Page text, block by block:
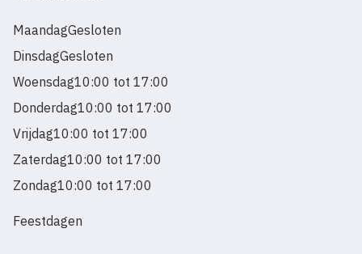
MaandagGesloten
DinsdagGesloten
Woensdag10:00 tot 17:00
Donderdag10:00 tot 17:00
Vrijdag10:00 tot 17:00
Zaterdag10:00 tot 17:00
Zondag10:00 tot 17:00
Feestdagen